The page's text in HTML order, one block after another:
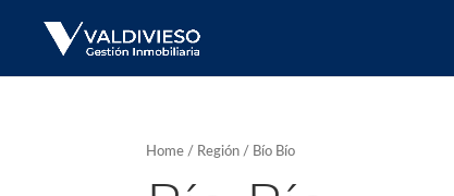
Home / Región / Bío Bío